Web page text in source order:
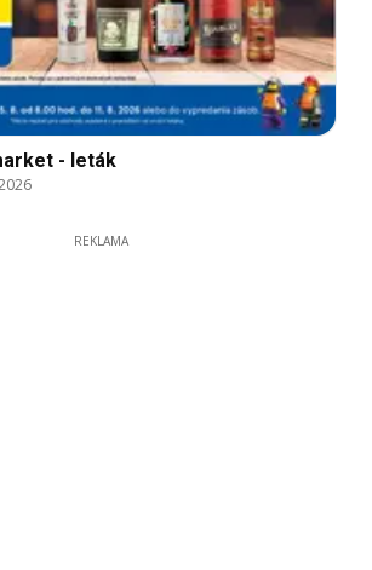
- leták
REKLAMA